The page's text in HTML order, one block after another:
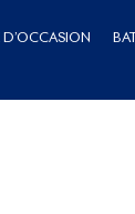
D’OCCASION